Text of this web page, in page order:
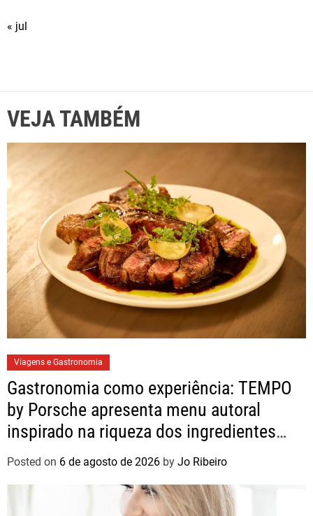
« jul
VEJA TAMBÉM
Viagens e Gastronomia
Gastronomia como experiência: TEMPO
by Porsche apresenta menu autoral
inspirado na riqueza dos ingredientes
brasileiros
Posted on 6 de agosto de 2026 by Jo Ribeiro